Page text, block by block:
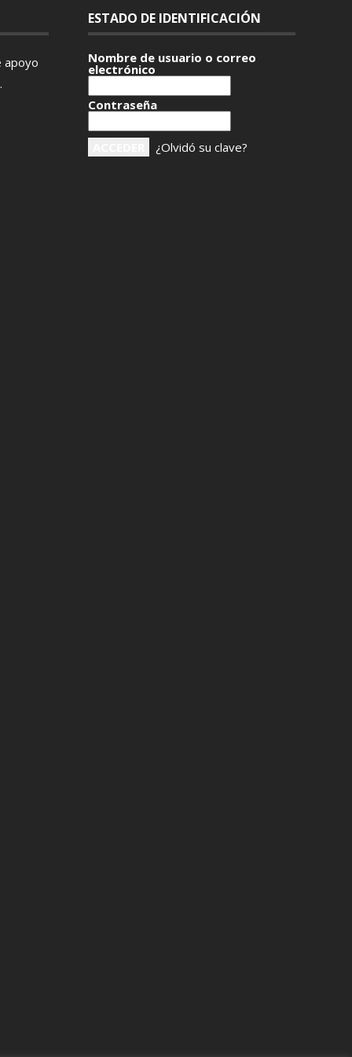
apoyo
.
ESTADO DE IDENTIFICACIÓN
Nombre de usuario o correo
electrónico
Contraseña
¿Olvidó su clave?